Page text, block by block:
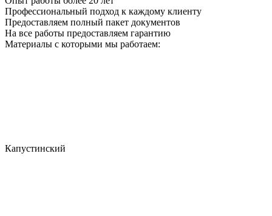
Профессиональный подход к каждому клиенту
Предоставляем полный пакет документов
На все работы предоставляем гарантию
Материалы с которыми мы работаем:
Капустинский